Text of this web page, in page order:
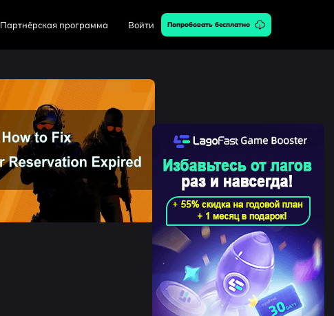
Партнёрская программа Войти Попробовать бесплатно